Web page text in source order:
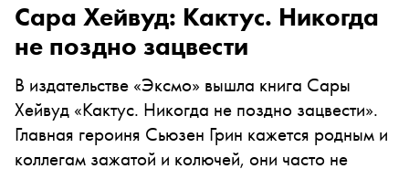
Сара Хейвуд: Кактус. Никогда
не поздно зацвести
В издательстве «Эксмо» вышла книга Сары
Хейвуд «Кактус. Никогда не поздно зацвести».
Главная героиня Сьюзен Грин кажется родным и
коллегам зажатой и колючей, они часто не